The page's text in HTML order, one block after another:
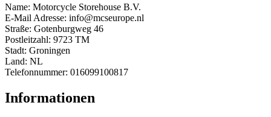
Name: Motorcycle Storehouse B.V.
E-Mail Adresse: info@mcseurope.nl
Straße: Gotenburgweg 46
Postleitzahl: 9723 TM
Stadt: Groningen
Land: NL
Telefonnummer: 016099100817
Informationen